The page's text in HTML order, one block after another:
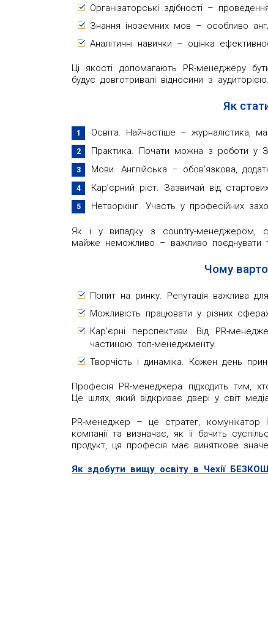
Організаторські здібності –
Знання іноземних мов – особливо
Аналітичні навички – оцінка
Ці якості допомагають PR-менеджеру
будує довготривалі відносини з аудиторією.
Як
Освіта. Найчастіше – журналістика,
Практика. Почати можна з роботи у
Мови. Англійська – обов’язкова,
Кар’єрний ріст. Зазвичай від
Нетворкінг. Участь у професійних
Як і у випадку з country-менеджером,
майже неможливо – важливо поєднувати
Чому
Попит на ринку. Репутація важлива
Можливість працювати у різних
Кар’єрні перспективи. Від PR-
частиною топ-менеджменту.
Творчість і динаміка. Кожен день
Професія PR-менеджера підходить тим,
Це шлях, який відкриває двері у світ
PR-менеджер – це стратег,
компанії та визначає, як її бачить
продукт, ця професія має виняткове
Як здобути вищу освіту в Чехії